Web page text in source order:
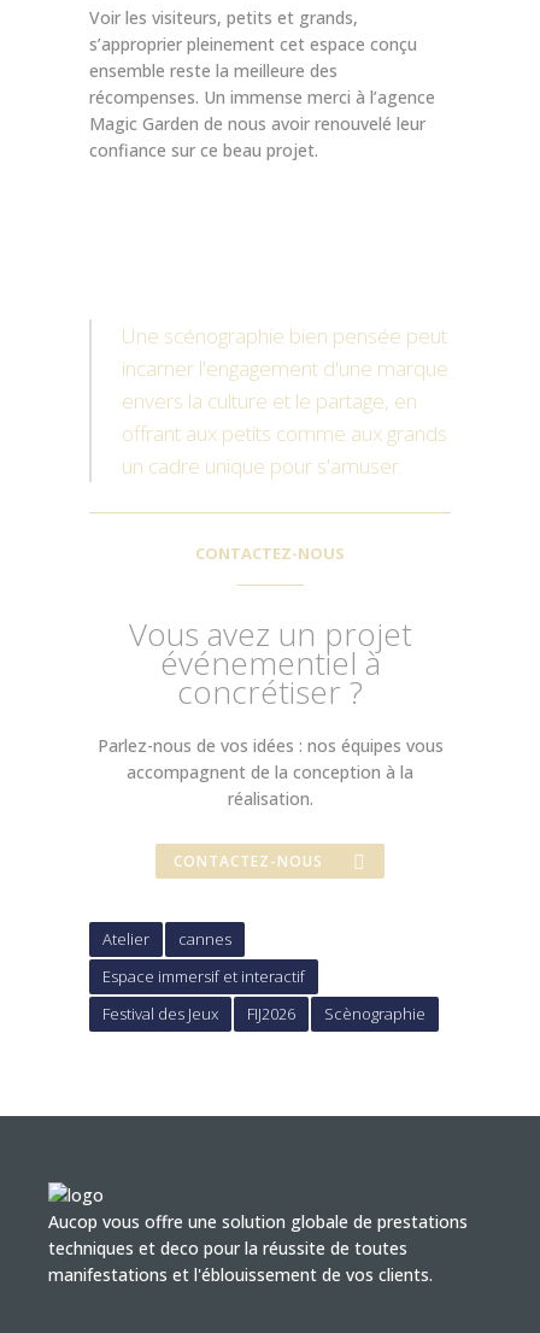
Voir les visiteurs, petits et grands,
s’approprier pleinement cet espace conçu
ensemble reste la meilleure des
récompenses. Un immense merci à l’agence
Magic Garden de nous avoir renouvelé leur
confiance sur ce beau projet.
Une scénographie bien pensée peut
incarner l'engagement d'une marque
envers la culture et le partage, en
offrant aux petits comme aux grands
un cadre unique pour s'amuser.
CONTACTEZ-NOUS
Vous avez un projet
événementiel à
concrétiser ?
Parlez-nous de vos idées : nos équipes vous
accompagnent de la conception à la
réalisation.
CONTACTEZ-NOUS
Atelier
cannes
Espace immersif et interactif
Festival des Jeux
FIJ2026 Scènographie
Aucop vous offre une solution globale de prestations
techniques et deco pour la réussite de toutes
manifestations et l'éblouissement de vos clients.